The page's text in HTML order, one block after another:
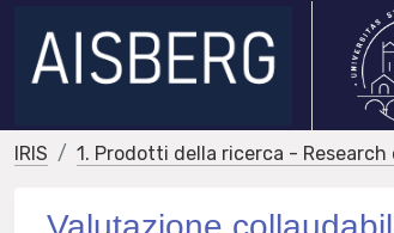
IRIS 1. Prodotti della ricerca -